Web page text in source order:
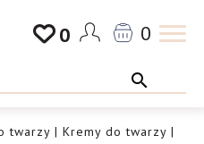
0 0
twarzy | Kremy do twarzy |